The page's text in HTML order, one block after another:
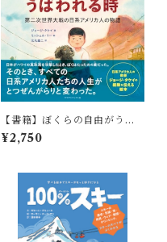
【書籍】ぼくらの自由がうば
われる時 第二次世界大戦の
日系アメリカ人の物語
¥2,750